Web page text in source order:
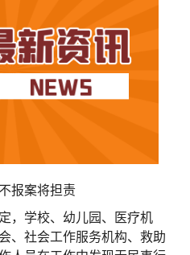
报案将担责
，学校、幼儿园、医疗机
、社会工作服务机构、救助